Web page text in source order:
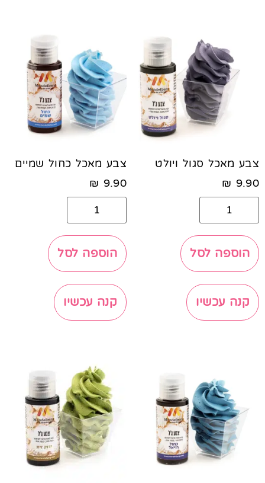
צבע מאכל סגול ויולט
9.90
₪
הוספה לסל
קנה עכשיו
צבע מאכל כחול שמיים
9.90
₪
הוספה לסל
קנה עכשיו